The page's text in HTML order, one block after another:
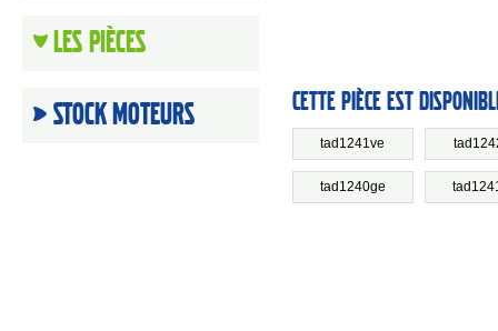
Les Pièces
Stock moteurs
Cette pièce est
tad1241ve
tad1240ge